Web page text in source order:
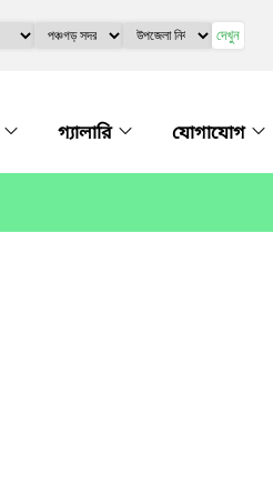
দেখুন
গ্যালারি যোগাযোগ